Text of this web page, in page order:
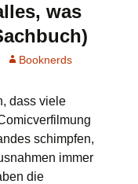
was
Booknerds
dass viele
schimpfen,
immer
die